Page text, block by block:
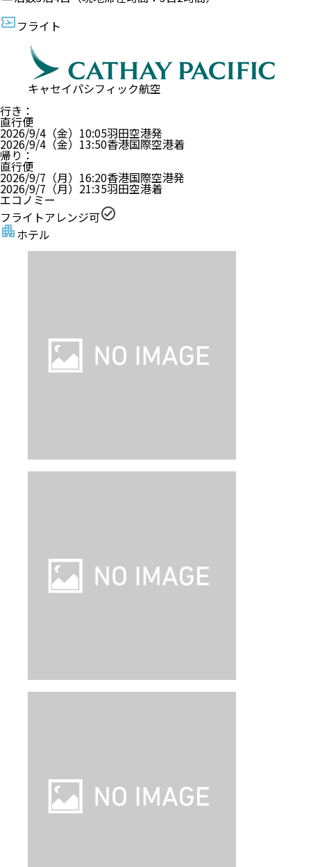
フライト
キャセイパシフィック航空
行き ：
直行便
2026/9/4（金） 10:05羽田空港発
2026/9/4（金） 13:50香港国際空港着
帰り ：
直行便
2026/9/7（月） 16:20香港国際空港発
2026/9/7（月） 21:35羽田空港着
エコノミー
フライトアレンジ可
ホテル